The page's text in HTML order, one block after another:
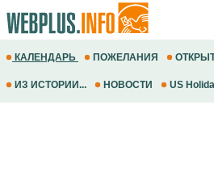
КАЛЕНДАРЬ ПОЖЕЛАНИЯ
ИЗ ИСТОРИИ... НОВОСТИ US